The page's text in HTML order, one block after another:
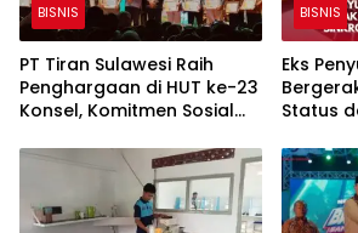
BISNIS
PT Tiran Sulawesi Raih
Penghargaan di HUT ke-23
Konsel, Komitmen Sosial
BISNIS
Eks
Status